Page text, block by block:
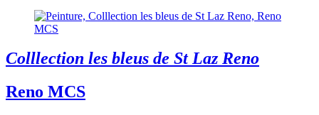
Colllection les bleus de St Laz Reno
Reno MCS